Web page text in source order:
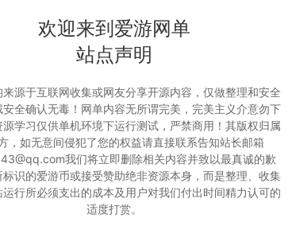
某宝价值99的【彩虹岛S4】
免虚拟机一键单机端基本无B
UG视频教程GM充值和刷装
欢迎来到爱游网单
站点声明
源于互联网收集或网友分享开源内容，仅做整理和安全
全确认无毒！网单内容无所谓完美，完美主义介意勿下
学习仅供单机环境下运行测试，严禁商用！其版权归属
，如无意间侵犯了您的权益请直接联系告知站长邮箱
我们将立即删除相关内容并致以最真诚的歉
识的爱游币或接受赞助绝非资源本身，而是整理、收集
运行所必须支出的成本及用户对我们付出时间精力认可的
适度打赏。